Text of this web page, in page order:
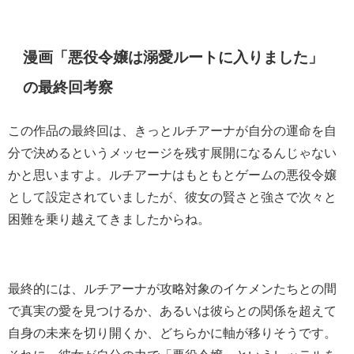
漫画「悪役令嬢は溺愛ルートに入りました」
の最終回考察
この作品の最終回は、きっとルチアーナが自分の運命を自
分で決めるというメッセージを残す展開になるんじゃない
かと思いますよ。ルチアーナはもともとゲームの悪役令嬢
として設定されていましたが、彼女の賢さと強さで次々と
困難を乗り越えてきましたからね。
最終的には、ルチアーナが攻略対象のイケメンたちとの間
で真実の愛を見つけるか、あるいは彼らとの関係を超えて
自身の未来を切り開くか、どちらかに軸が移りそうです。